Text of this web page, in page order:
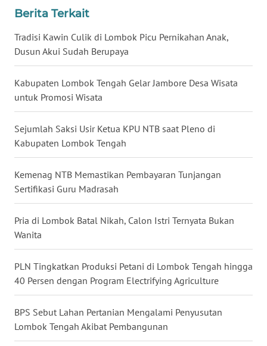
Berita Terkait
Tradisi Kawin Culik di Lombok Picu Pernikahan Anak,
Dusun Akui Sudah Berupaya
Kabupaten Lombok Tengah Gelar Jambore Desa Wisata
untuk Promosi Wisata
Sejumlah Saksi Usir Ketua KPU NTB saat Pleno di
Kabupaten Lombok Tengah
Kemenag NTB Memastikan Pembayaran Tunjangan
Sertifikasi Guru Madrasah
Pria di Lombok Batal Nikah, Calon Istri Ternyata Bukan
Wanita
PLN Tingkatkan Produksi Petani di Lombok Tengah hingga
40 Persen dengan Program Electrifying Agriculture
BPS Sebut Lahan Pertanian Mengalami Penyusutan
Lombok Tengah Akibat Pembangunan
WN
LAMPUNG
WN
WN
JOGJA
JATIM
WN
BALI
WN
KALBAR
WN
KALTENG